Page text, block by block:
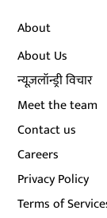
About
About Us
न्यूज़लॉन्ड्री विचार
Meet the team
Contact us
Careers
Privacy Policy
Terms of